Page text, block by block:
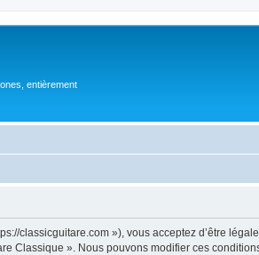
entièrement
classicguitare.com »), vous acceptez d’être
Classique ». Nous pouvons modifier ces